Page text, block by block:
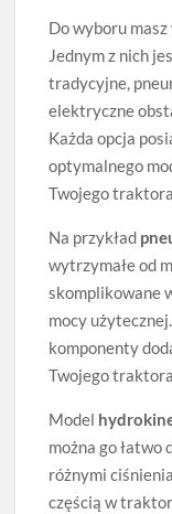
Do wyboru
Jednym z nich
tradycyjne,
elektryczne
Każda opcja
optymalnego
Twojego
Na przykład
wytrzymałe od
skomplikowane
mocy
komponenty
Twojego
Model
można go łatwo
różnymi
częścią w